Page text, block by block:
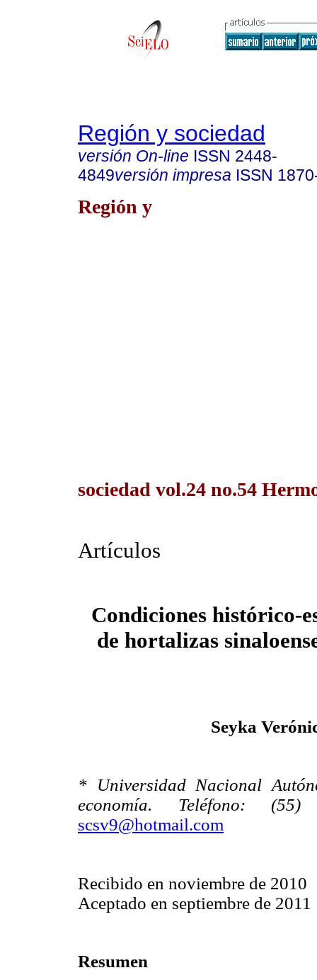
Región y sociedad
versión On-line ISSN 2448-
4849versión impresa ISSN
Región y
sociedad vol.24 no.54
Artículos
Condiciones histórico-
de hortalizas
Seyka
* Universidad Nacional
economía. Teléfono:
(55)
scsv9@hotmail.com
Recibido en noviembre de 2010
Aceptado en septiembre de 2011
Resumen